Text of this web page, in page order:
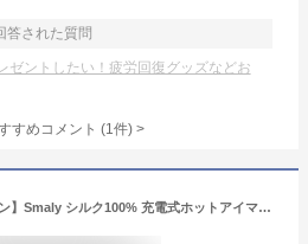
答された質問
ゼントしたい！疲労回復グッズなどお
すめコメント (1件) >
【MAX50%OFFクーポン】Smaly シルク100% 充電式ホットアイマスク アイピロー アイウォーマー リラックス 自動オフタイマー 2段階温度調節 目の疲れ アイケア 目元 ケア 疲れ目 安眠 遮光 快眠 就寝 グッズ 出張 旅行 母親 父親 プレゼント